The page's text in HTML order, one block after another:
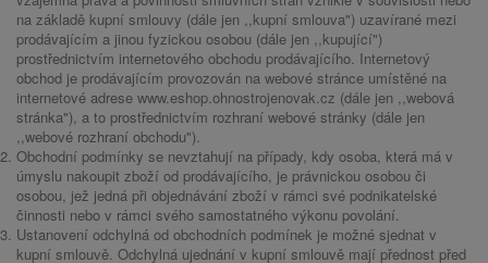
na základě kupní smlouvy (dále jen ,,kupní smlouva") uzavírané mezi
prodávajícím a jinou fyzickou osobou (dále jen ,,kupující")
prostřednictvím internetového obchodu prodávajícího. Internetový
obchod je prodávajícím provozován na webové stránce umístěné na
internetové adrese www.eshop.ohnostrojenovak.cz (dále jen ,,webová
stránka"), a to prostřednictvím rozhraní webové stránky (dále jen
,,webové rozhraní obchodu").
Obchodní podmínky se nevztahují na případy, kdy osoba, která má v
úmyslu nakoupit zboží od prodávajícího, je právnickou osobou či
osobou, jež jedná při objednávání zboží v rámci své podnikatelské
činnosti nebo v rámci svého samostatného výkonu povolání.
Ustanovení odchylná od obchodních podmínek je možné sjednat v
kupní smlouvě. Odchylná ujednání v kupní smlouvě mají přednost před